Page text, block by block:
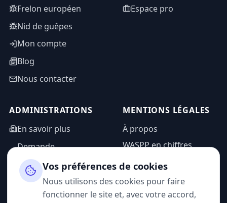
Frelon européen
Nid de guêpes
Mon compte
Blog
Nous contacter
Espace pro
ADMINISTRATIONS
En savoir plus
Demande
d'information
Espace admin
MENTIONS LÉGALES
À propos
WASPP en chiffres
Mentions légales
Politique de
confidentialité
Vos préférences de cookies
Nous utilisons des cookies pour faire
fonctionner le site et, avec votre accord,